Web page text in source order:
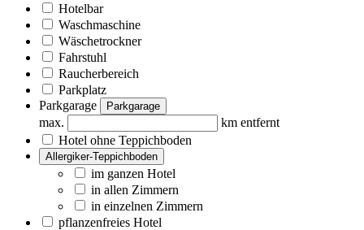
Hotelbar
Waschmaschine
Wäschetrockner
Fahrstuhl
Raucherbereich
Parkplatz
Parkgarage
Parkgarage
max.
km entfernt
Hotel ohne Teppichboden
Allergiker-Teppichboden
im ganzen Hotel
in allen Zimmern
in einzelnen Zimmern
pflanzenfreies Hotel